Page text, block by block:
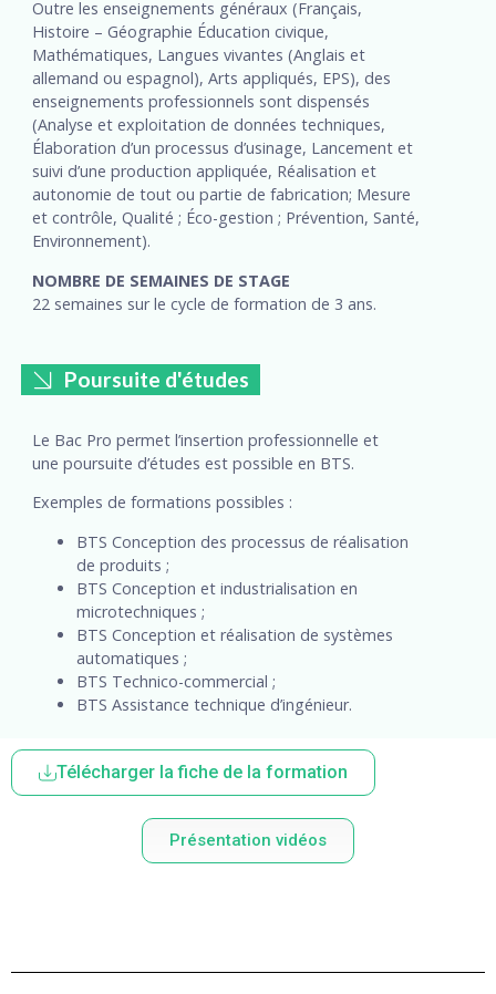
Outre les enseignements généraux (Français,
Histoire – Géographie Éducation civique,
Mathématiques, Langues vivantes (Anglais et
allemand ou espagnol), Arts appliqués, EPS), des
enseignements professionnels sont dispensés
(Analyse et exploitation de données techniques,
Élaboration d’un processus d’usinage, Lancement et
suivi d’une production appliquée, Réalisation et
autonomie de tout ou partie de fabrication; Mesure
et contrôle, Qualité ; Éco-gestion ; Prévention, Santé,
Environnement).
NOMBRE DE SEMAINES DE STAGE
22 semaines sur le cycle de formation de 3 ans.
Poursuite d'études
Le Bac Pro permet l’insertion professionnelle et
une poursuite d’études est possible en BTS.
Exemples de formations possibles :
BTS Conception des processus de réalisation
de produits ;
BTS Conception et industrialisation en
microtechniques ;
BTS Conception et réalisation de systèmes
automatiques ;
BTS Technico-commercial ;
BTS Assistance technique d’ingénieur.
Télécharger la fiche de la formation
Présentation vidéos